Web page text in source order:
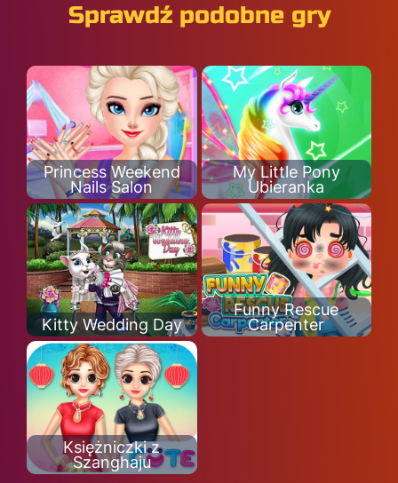
Sprawdź podobne gry
Princess Weekend
Nails Salon
My Little Pony
Ubieranka
Kitty Wedding Day
Funny Rescue
Carpenter
Księżniczki z
Szanghaju